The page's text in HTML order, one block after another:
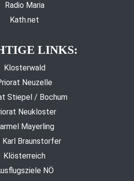
Radio Maria
Kath.net
LINKS:
Klosterwald
Neuzelle
Stiepel / Bochum
Neukloster
Mayerling
Karl Braunstorfer
Klösterreich
NÖ